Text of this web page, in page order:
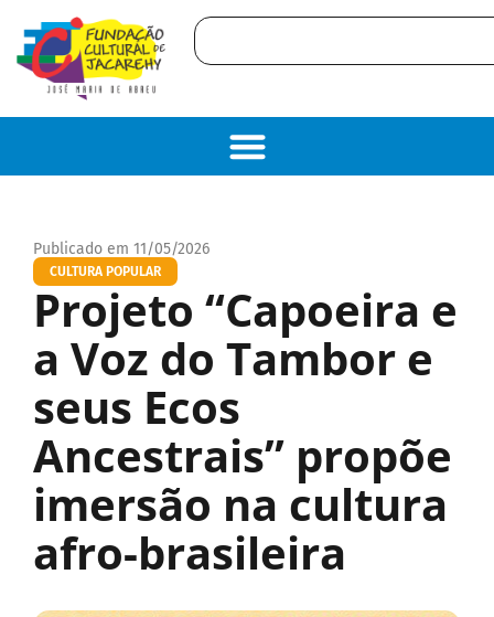
Publicado em 11/05/2026
CULTURA POPULAR
Projeto “Capoeira e
a Voz do Tambor e
seus Ecos
Ancestrais” propõe
imersão na cultura
afro-brasileira